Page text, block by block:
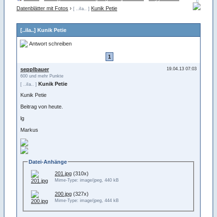
Datenblätter mit Fotos › [ ..iIa.. ] Kunik Petie
[..iIa..] Kunik Petie
Antwort schreiben
1
19.04.13 07:03
sepplbauer
600 und mehr Punkte
[ ..iIa.. ] Kunik Petie
Kunik Petie
Beitrag von heute.
lg
Markus
Datei-Anhänge
201.jpg (310x)
Mime-Type: image/jpeg, 440 kB
200.jpg (327x)
Mime-Type: image/jpeg, 444 kB